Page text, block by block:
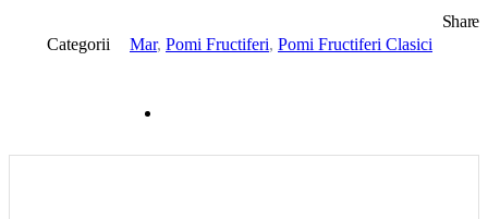
Share
Categorii
Mar, Pomi Fructiferi, Pomi Fructiferi Clasici